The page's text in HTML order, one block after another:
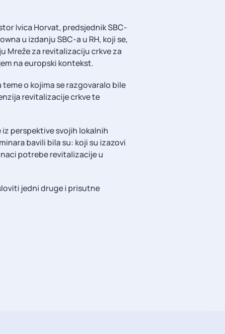
Ivica Horvat, predsjednik SBC-
u izdanju SBC-a u RH, koji se,
Mreže za revitalizaciju crkve za
na europski kontekst.
o kojima se razgovaralo bile
revitalizacije crkve te
perspektive svojih lokalnih
bavili bila su: koji su izazovi
potrebe revitalizacije u
jedni druge i prisutne